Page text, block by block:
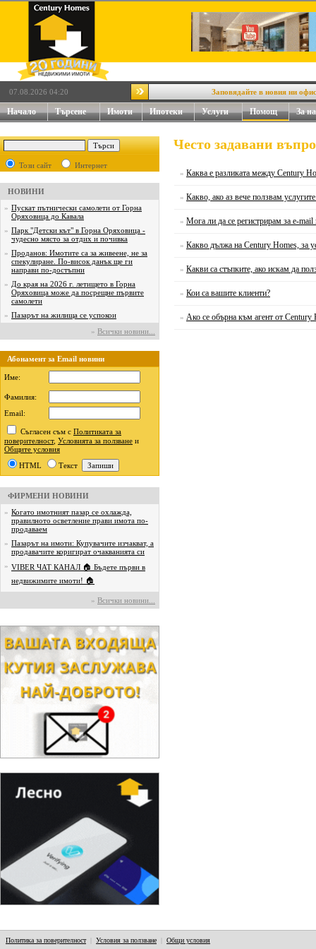
07.08.2026 04:20 Заповядайте в новия ни офис
Начало Търсене Имоти Ипотеки Услуги Помощ За
Този сайт Интернет
НОВИНИ
» Пускат пътнически самолети от Горна
Оряховица до Кавала
» Парк "Детски кът" в Горна Оряховица -
чудесно място за отдих и почивка
» Проданов: Имотите са за живеене, не за
спекулиране. По-висок данък ще ги
направи по-достъпни
» До края на 2026 г. летището в Горна
Оряховица може да посрещне първите
самолети
» Пазарът на жилища се успокои
» Всички новини...
Абонамент за Email новини
Име:
Фамилия:
Email:
Съгласен съм с Политиката за
поверителност, Условията за ползване и
Общите условия
HTML
Текст
ФИРМЕНИ НОВИНИ
» Когато имотният пазар се охлажда,
правилното осветление прави имота по-
продаваем
» Пазарът на имоти: Купувачите изчакват, а
продавачите коригират очакванията си
» VIBER ЧАТ КАНАЛ 🏠 Бъдете първи в
недвижимите имоти! 🏠
» Всички новини...
Често задавани
» Каква е разликата между Century
» Какво, ако аз вече ползвам
» Мога ли да се регистрирам за е-mail
» Какво дължа на Century Homes, за
» Какви са стъпките, ако искам да
» Кои са вашите клиенти?
» Ако се обърна към агент от
Политика за поверителност| Условия за ползване
Общи условия